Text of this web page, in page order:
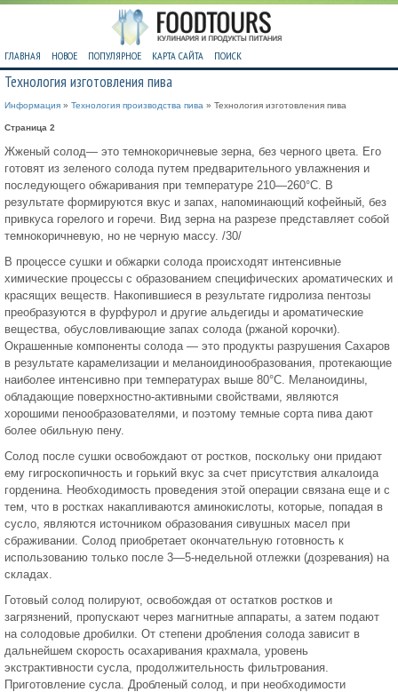
ГЛАВНАЯ НОВОЕ ПОПУЛЯРНОЕ КАРТА САЙТА ПОИСК
Технология изготовления пива
Информация » Технология производства пива » Технология изготовления пива
Страница 2
Жженый солод— это темнокоричневые зерна, без черного цвета. Его
готовят из зеленого солода путем предварительного увлажнения и
последующего обжаривания при температуре 210—260°С. В
результате формируются вкус и запах, напоминающий кофейный, без
привкуса горелого и горечи. Вид зерна на разрезе представляет собой
темнокоричневую, но не черную массу. /30/
В процессе сушки и обжарки солода происходят интенсивные
химические процессы с образованием специфических ароматических и
красящих веществ. Накопившиеся в результате гидролиза пентозы
преобразуются в фурфурол и другие альдегиды и ароматические
вещества, обусловливающие запах солода (ржаной корочки).
Окрашенные компоненты солода — это продукты разрушения Сахаров
в результате карамелизации и меланоидинообразования, протекающие
наиболее интенсивно при температурах выше 80°С. Меланоидины,
обладающие поверхностно-активными свойствами, являются
хорошими пенообразователями, и поэтому темные сорта пива дают
более обильную пену.
Солод после сушки освобождают от ростков, поскольку они придают
ему гигроскопичность и горький вкус за счет присутствия алкалоида
горденина. Необходимость проведения этой операции связана еще и с
тем, что в ростках накапливаются аминокислоты, которые, попадая в
сусло, являются источником образования сивушных масел при
сбраживании. Солод приобретает окончательную готовность к
использованию только после 3—5-недельной отлежки (дозревания) на
складах.
Готовый солод полируют, освобождая от остатков ростков и
загрязнений, пропускают через магнитные аппараты, а затем подают
на солодовые дробилки. От степени дробления солода зависит в
дальнейшем скорость осахаривания крахмала, уровень
экстрактивности сусла, продолжительность фильтрования.
Приготовление сусла. Дробленый солод, и при необходимости